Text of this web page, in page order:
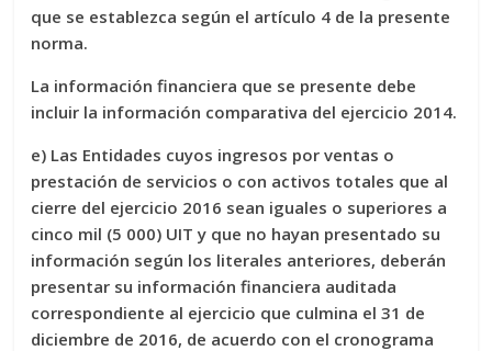
que se establezca según el artículo 4 de la presente
norma.
La información financiera que se presente debe
incluir la información comparativa del ejercicio 2014.
e) Las Entidades cuyos ingresos por ventas o
prestación de servicios o con activos totales que al
cierre del ejercicio 2016 sean iguales o superiores a
cinco mil (5 000) UIT y que no hayan presentado su
información según los literales anteriores, deberán
presentar su información financiera auditada
correspondiente al ejercicio que culmina el 31 de
diciembre de 2016, de acuerdo con el cronograma